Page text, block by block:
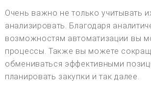
Очень важно не только учитывать
анализировать. Благодаря
возможностям автоматизации вы
процессы. Также вы можете
обмениваться эффективными
планировать закупки и так далее.